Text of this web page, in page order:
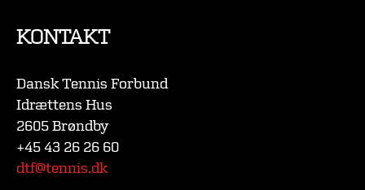
KONTAKT
Dansk Tennis Forbund
Idrættens Hus
2605 Brøndby
+45 43 26 26 60
dtf@tennis.dk